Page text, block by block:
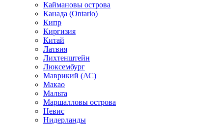
Каймановы острова
Канада (Ontario)
Кипр
Киргизия
Китай
Латвия
Лихтенштейн
Люксембург
Маврикий (АС)
Макао
Мальта
Маршалловы острова
Нeвис
Нидерланды